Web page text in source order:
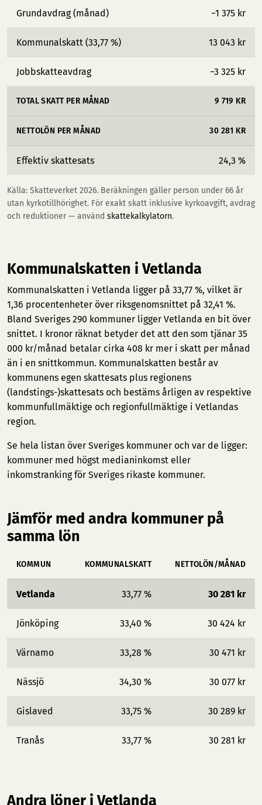
Grundavdrag (månad) −1 375 kr
Kommunalskatt (33,77 %) 13 043 kr
Jobbskatteavdrag −3 325 kr
TOTAL SKATT PER MÅNAD 9 719 KR
NETTOLÖN PER MÅNAD 30 281 KR
Effektiv skattesats 24,3 %
Källa: Skatteverket 2026. Beräkningen gäller person under 66 år
utan kyrkotillhörighet. För exakt skatt inklusive kyrkoavgift, avdrag
och reduktioner — använd skattekalkylatorn.
Kommunalskatten i Vetlanda
Kommunalskatten i Vetlanda ligger på 33,77 %, vilket är
1,36 procentenheter över riksgenomsnittet på 32,41 %.
Bland Sveriges 290 kommuner ligger Vetlanda en bit över
snittet. I kronor räknat betyder det att den som tjänar 35
000 kr/månad betalar cirka 408 kr mer i skatt per månad
än i en snittkommun. Kommunalskatten består av
kommunens egen skattesats plus regionens
(landstings-)skattesats och bestäms årligen av respektive
kommunfullmäktige och regionfullmäktige i Vetlandas
region.
Se hela listan över Sveriges kommuner och var de ligger:
kommuner med högst medianinkomst eller
inkomstranking för Sveriges rikaste kommuner.
Jämför med andra kommuner på
samma lön
KOMMUN KOMMUNALSKATT NETTOLÖN/MÅNAD
Vetlanda 33,77 % 30 281 kr
Jönköping 33,40 % 30 424 kr
Värnamo 33,28 % 30 471 kr
Nässjö 34,30 % 30 077 kr
Gislaved 33,75 % 30 289 kr
Tranås 33,77 % 30 281 kr
Andra löner i Vetlanda